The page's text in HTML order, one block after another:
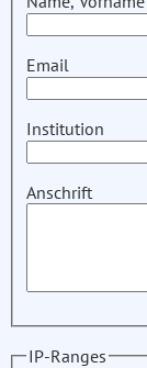
Email
Institution
Anschrift
IP-Ranges